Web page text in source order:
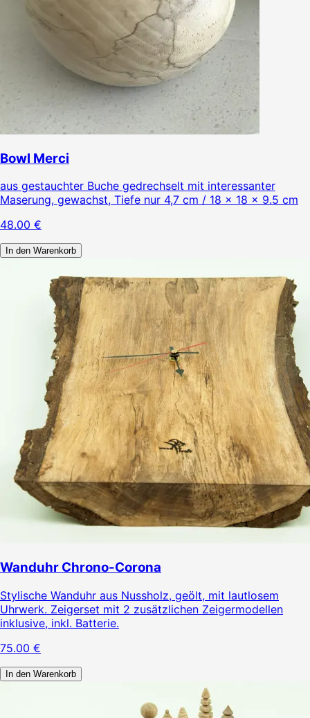
Bowl Merci
aus gestauchter Buche gedrechselt mit interessanter
Maserung, gewachst, Tiefe nur 4,7 cm / 18 × 18 × 9.5 cm
48.00 €
In den Warenkorb
Wanduhr Chrono-Corona
Stylische Wanduhr aus Nussholz, geölt, mit lautlosem
Uhrwerk. Zeigerset mit 2 zusätzlichen Zeigermodellen
inklusive, inkl. Batterie.
75.00 €
In den Warenkorb